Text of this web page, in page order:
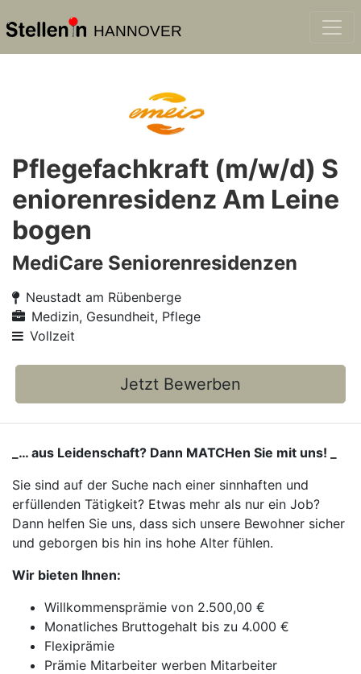
HANNOVER
Pflegefachkraft (m/w/d) S
eniorenresidenz Am Leine
bogen
MediCare Seniorenresidenzen
Neustadt am Rübenberge
Medizin, Gesundheit, Pflege
Vollzeit
Jetzt Bewerben
_… aus Leidenschaft? Dann MATCHen Sie mit uns! _
Sie sind auf der Suche nach einer sinnhaften und
erfüllenden Tätigkeit? Etwas mehr als nur ein Job?
Dann helfen Sie uns, dass sich unsere Bewohner sicher
und geborgen bis hin ins hohe Alter fühlen.
Wir bieten Ihnen:
Willkommensprämie von 2.500,00 €
Monatliches Bruttogehalt bis zu 4.000 €
Flexiprämie
Prämie Mitarbeiter werben Mitarbeiter